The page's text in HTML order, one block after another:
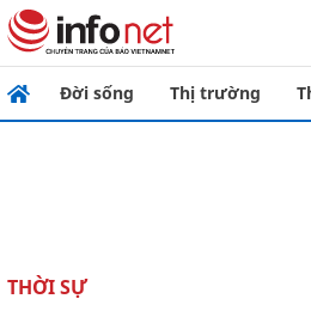
Đời sống Thị trường
THỜI SỰ